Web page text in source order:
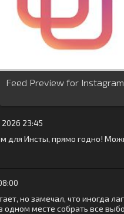
Feed Preview for Instagram
23:45
для Инсты, прямо годно!
но замечал, что иногда
одном месте собрать все